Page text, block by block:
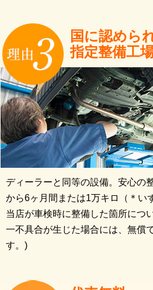
国に認めら
指定整備工
ディーラーと同等の設備。安心の
から6ヶ月間または1万キロ（＊い
当店が車検時に整備した箇所につ
一不具合が生じた場合には、無償
す。)